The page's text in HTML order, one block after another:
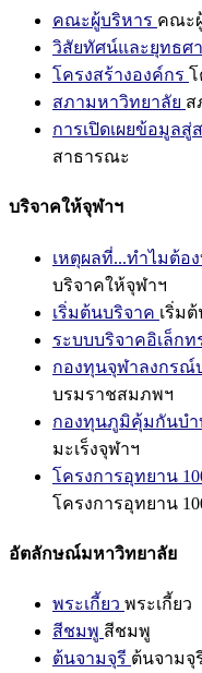
คณะผู้บริหาร คณะ
วิสัยทัศน์และยุทธศ
โครงสร้างองค์กร โ
สภามหาวิทยาลัย ส
การเปิดเผยข้อมูลสู่
สาธารณะ
บริจาคให้จุฬาฯ
เหตุผลที่...ทำไมต้อ
บริจาคให้จุฬาฯ
เริ่มต้นบริจาค เริ่ม
ระบบบริจาคอิเล็ก
กองทุนจุฬาลงกรณ์
บรมราชสมภพฯ
กองทุนภูมิคุ้มกันบำ
มะเร็งจุฬาฯ
โครงการอุทยาน
โครงการอุทยาน
อัตลักษณ์มหาวิทยาลัย
พระเกี้ยว พระเกี้ยว
สีชมพู สีชมพู
ต้นจามจุรี ต้นจามจุ